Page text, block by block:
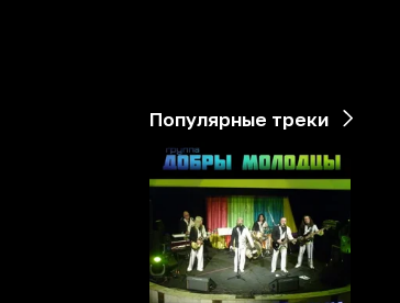
Популярные треки